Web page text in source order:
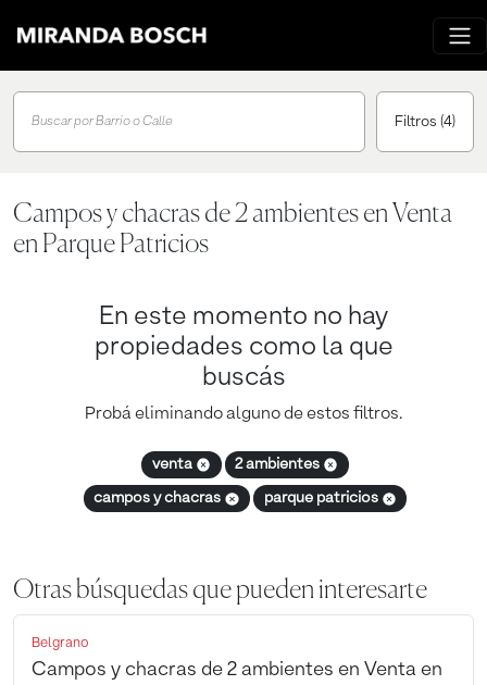
Buscar por Barrio o Calle Filtros (4)
Campos y chacras de 2 ambientes en Venta
en Parque Patricios
En este momento no hay
propiedades como la que
buscás
Probá eliminando alguno de estos filtros.
venta 2 ambientes
campos y chacras parque patricios
Otras búsquedas que pueden interesarte
Belgrano
Campos y chacras de 2 ambientes en Venta en